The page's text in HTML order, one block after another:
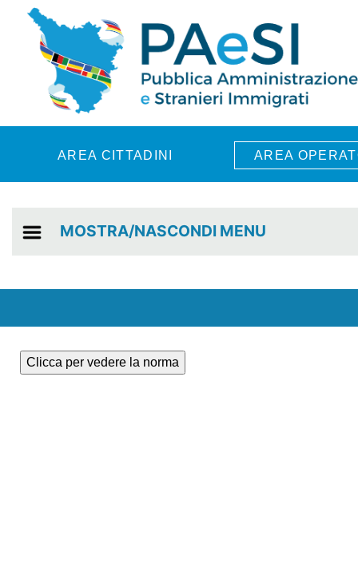
Skip to main content
AREA CITTADINI AREA
MOSTRA/NASCONDI MENU
Clicca per vedere la norma